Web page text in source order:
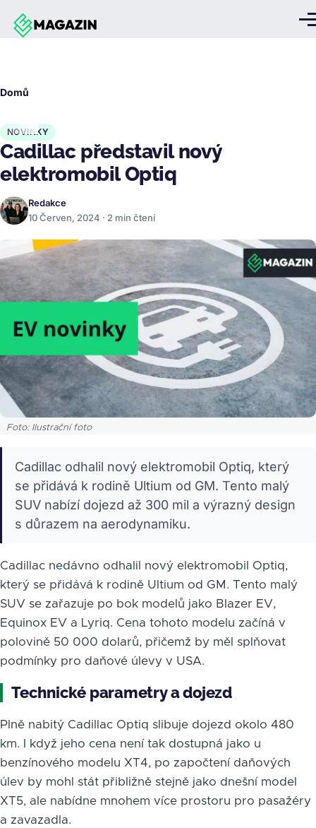
Přejít k hlavnímu obsahu
Domů
NOVINKY
Cadillac představil nový
elektromobil Optiq
Redakce
10 Červen, 2024 · 2 min čtení
Foto: Ilustrační foto
Cadillac odhalil nový elektromobil Optiq, který
se přidává k rodině Ultium od GM. Tento malý
SUV nabízí dojezd až 300 mil a výrazný design
s důrazem na aerodynamiku.
Cadillac nedávno odhalil nový elektromobil Optiq,
který se přidává k rodině Ultium od GM. Tento malý
SUV se zařazuje po bok modelů jako Blazer EV,
Equinox EV a Lyriq. Cena tohoto modelu začíná v
polovině 50 000 dolarů, přičemž by měl splňovat
podmínky pro daňové úlevy v USA.
Technické parametry a dojezd
Plně nabitý Cadillac Optiq slibuje dojezd okolo 480
km. I když jeho cena není tak dostupná jako u
benzínového modelu XT4, po započtení daňových
úlev by mohl stát přibližně stejně jako dnešní model
XT5, ale nabídne mnohem více prostoru pro pasažéry
a zavazadla.